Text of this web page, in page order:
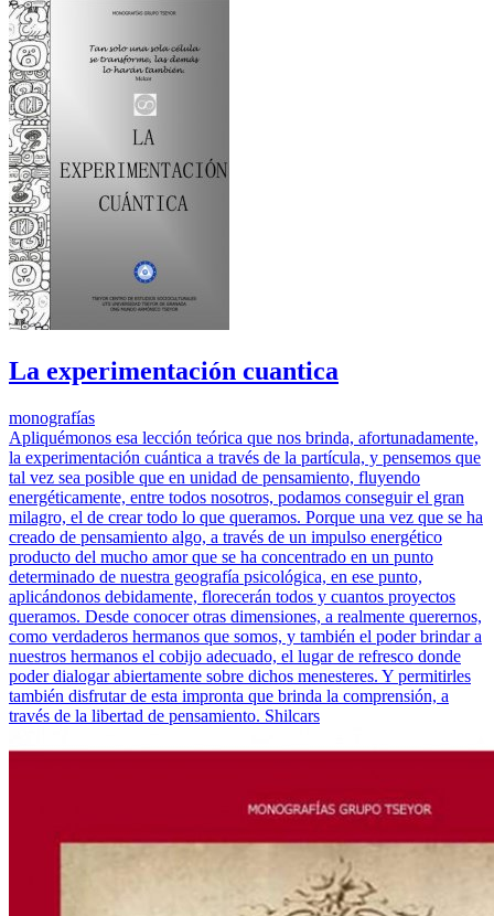
La experimentación cuantica
monografías
Apliquémonos esa lección teórica que nos brinda, afortunadamente,
la experimentación cuántica a través de la partícula, y pensemos que
tal vez sea posible que en unidad de pensamiento, fluyendo
energéticamente, entre todos nosotros, podamos conseguir el gran
milagro, el de crear todo lo que queramos. Porque una vez que se ha
creado de pensamiento algo, a través de un impulso energético
producto del mucho amor que se ha concentrado en un punto
determinado de nuestra geografía psicológica, en ese punto,
aplicándonos debidamente, florecerán todos y cuantos proyectos
queramos. Desde conocer otras dimensiones, a realmente querernos,
como verdaderos hermanos que somos, y también el poder brindar a
nuestros hermanos el cobijo adecuado, el lugar de refresco donde
poder dialogar abiertamente sobre dichos menesteres. Y permitirles
también disfrutar de esta impronta que brinda la comprensión, a
través de la libertad de pensamiento. Shilcars